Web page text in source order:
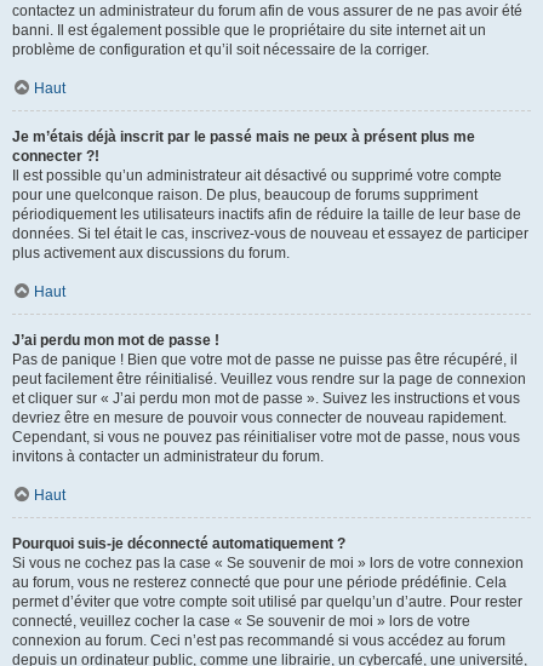
contactez un administrateur du forum afin de vous assurer de ne pas avoir été
banni. Il est également possible que le propriétaire du site internet ait un
problème de configuration et qu’il soit nécessaire de la corriger.
Haut
Je m’étais déjà inscrit par le passé mais ne peux à présent plus me
connecter ?!
Il est possible qu’un administrateur ait désactivé ou supprimé votre compte
pour une quelconque raison. De plus, beaucoup de forums suppriment
périodiquement les utilisateurs inactifs afin de réduire la taille de leur base de
données. Si tel était le cas, inscrivez-vous de nouveau et essayez de participer
plus activement aux discussions du forum.
Haut
J’ai perdu mon mot de passe !
Pas de panique ! Bien que votre mot de passe ne puisse pas être récupéré, il
peut facilement être réinitialisé. Veuillez vous rendre sur la page de connexion
et cliquer sur « J’ai perdu mon mot de passe ». Suivez les instructions et vous
devriez être en mesure de pouvoir vous connecter de nouveau rapidement.
Cependant, si vous ne pouvez pas réinitialiser votre mot de passe, nous vous
invitons à contacter un administrateur du forum.
Haut
Pourquoi suis-je déconnecté automatiquement ?
Si vous ne cochez pas la case « Se souvenir de moi » lors de votre connexion
au forum, vous ne resterez connecté que pour une période prédéfinie. Cela
permet d’éviter que votre compte soit utilisé par quelqu’un d’autre. Pour rester
connecté, veuillez cocher la case « Se souvenir de moi » lors de votre
connexion au forum. Ceci n’est pas recommandé si vous accédez au forum
depuis un ordinateur public, comme une librairie, un cybercafé, une université,